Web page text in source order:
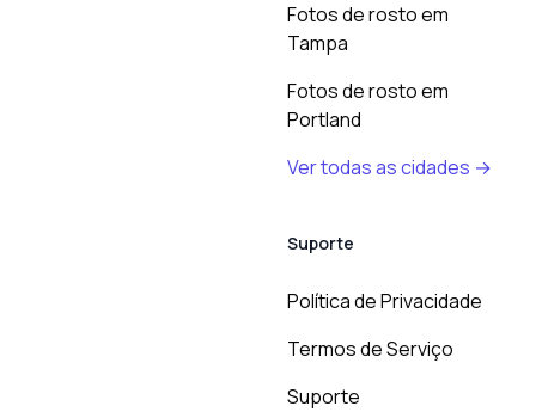
Fotos de rosto em
Tampa
Fotos de rosto em
Portland
Ver todas as cidades →
Suporte
Política de Privacidade
Termos de Serviço
Suporte